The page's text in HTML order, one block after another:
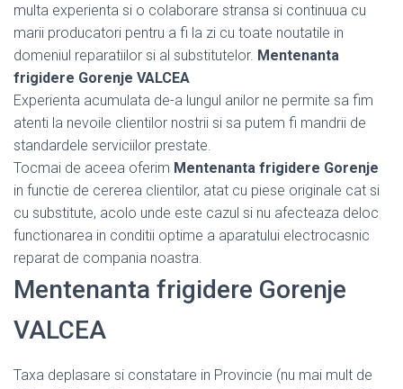
multa experienta si o colaborare stransa si continuua cu
marii producatori pentru a fi la zi cu toate noutatile in
domeniul reparatiilor si al substitutelor. Mentenanta
frigidere Gorenje VALCEA
Experienta acumulata de-a lungul anilor ne permite sa fim
atenti la nevoile clientilor nostrii si sa putem fi mandrii de
standardele serviciilor prestate.
Tocmai de aceea oferim Mentenanta frigidere Gorenje
in functie de cererea clientilor, atat cu piese originale cat si
cu substitute, acolo unde este cazul si nu afecteaza deloc
functionarea in conditii optime a aparatului electrocasnic
reparat de compania noastra.
Mentenanta frigidere Gorenje
VALCEA
Taxa deplasare si constatare in Provincie (nu mai mult de